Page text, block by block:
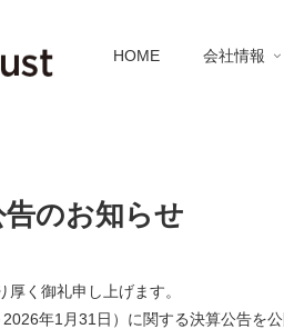
HOME 会社情報
のお知らせ
く御礼申し上げます。
年1月31日）に関する決算公告を公